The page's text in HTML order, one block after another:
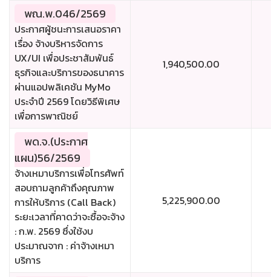
พณ.พ.046/2569
ประกาศผู้ชนะการเสนอราคา
เรื่อง จ้างบริหารจัดการ
UX/UI เพื่อประชาสัมพันธ์
ธุรกิจและบริการของธนาคาร
ผ่านแอปพลิเคชัน MyMo
ประจำปี 2569 โดยวิธีพิเศษ
เพื่อการพาณิชย์
1,940,500.00
พด.จ.(ประกาศ
แผน)56/2569
จ้างเหมาบริการเพื่อโทรศัพท์
สอบถามลูกค้าถึงคุณภาพ
การให้บริการ (Call Back)
ระยะเวลาที่คาดว่าจะซื้อจะจ้าง
: ก.พ. 2569 ซึ่งใช้งบ
ประมาณจาก : ค่าจ้างเหมา
บริการ
5,225,900.00